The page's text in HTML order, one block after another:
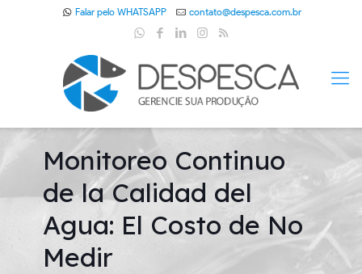
Falar pelo WHATSAPP contato@despesca.com.br
Monitoreo Continuo
de la Calidad del
Agua: El Costo de No
Medir